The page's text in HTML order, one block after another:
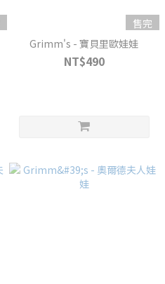
售完
Grimm's - 寶貝里歐娃娃
NT$490